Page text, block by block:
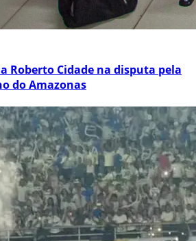
Roberto Cidade na disputa pela
do Amazonas